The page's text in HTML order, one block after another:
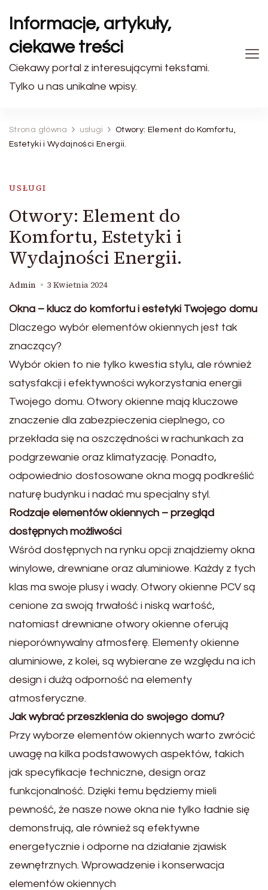
Informacje, artykuły,
ciekawe treści
Ciekawy portal z interesującymi tekstami.
Tylko u nas unikalne wpisy.
Strona główna usługi
Otwory: Element do Komfortu,
Estetyki i Wydajności Energii.
USŁUGI
Otwory: Element do
Komfortu, Estetyki i
Wydajności Energii.
Admin 3 Kwietnia 2024
Okna – klucz do komfortu i estetyki Twojego domu
Dlaczego wybór elementów okiennych jest tak
znaczący?
Wybór okien to nie tylko kwestia stylu, ale również
satysfakcji i efektywności wykorzystania energii
Twojego domu. Otwory okienne mają kluczowe
znaczenie dla zabezpieczenia cieplnego, co
przekłada się na oszczędności w rachunkach za
podgrzewanie oraz klimatyzację. Ponadto,
odpowiednio dostosowane okna mogą podkreślić
naturę budynku i nadać mu specjalny styl.
Rodzaje elementów okiennych – przegląd
dostępnych możliwości
Wśród dostępnych na rynku opcji znajdziemy okna
winylowe, drewniane oraz aluminiowe. Każdy z tych
klas ma swoje plusy i wady. Otwory okienne PCV są
cenione za swoją trwałość i niską wartość,
natomiast drewniane otwory okienne oferują
nieporównywalny atmosferę. Elementy okienne
aluminiowe, z kolei, są wybierane ze względu na ich
design i dużą odporność na elementy
atmosferyczne.
Jak wybrać przeszklenia do swojego domu?
Przy wyborze elementów okiennych warto zwrócić
uwagę na kilka podstawowych aspektów, takich
jak specyfikacje techniczne, design oraz
funkcjonalność. Dzięki temu będziemy mieli
pewność, że nasze nowe okna nie tylko ładnie się
demonstrują, ale również są efektywne
energetycznie i odporne na działanie zjawisk
zewnętrznych. Wprowadzenie i konserwacja
elementów okiennych